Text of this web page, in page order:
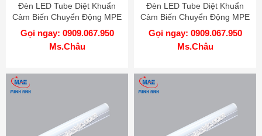
Đèn LED Tube Diệt Khuẩn
Cảm Biến Chuyển Động MPE
1m2
Gọi ngay: 0909.067.950
Ms.Châu
Đèn LED Tube Diệt Khuẩn
Cảm Biến Chuyển Động MPE
6 Tấc
Gọi ngay: 0909.067.950
Ms.Châu